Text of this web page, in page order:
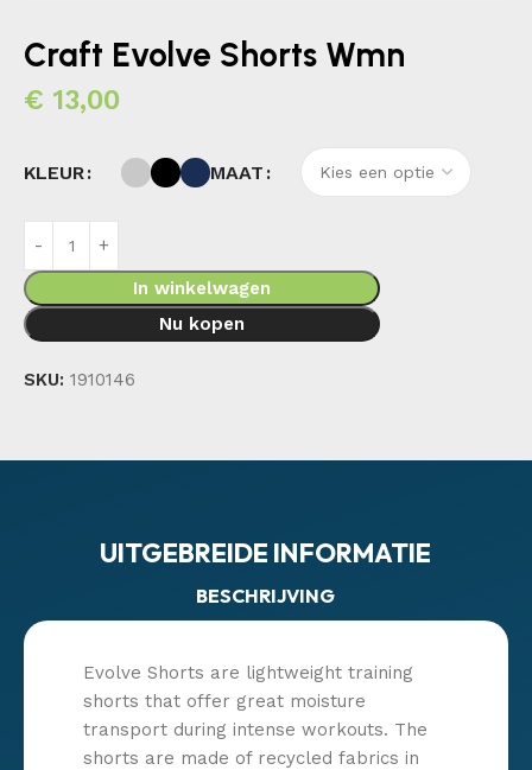
Craft Evolve Shorts Wmn
€ 13,00
KLEUR MAAT
In winkelwagen
Nu kopen
SKU: 1910146
UITGEBREIDE INFORMATIE
BESCHRIJVING
Evolve Shorts are lightweight training
shorts that offer great moisture
transport during intense workouts. The
shorts are made of recycled fabrics in